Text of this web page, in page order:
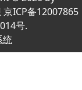
ICP备12007865
号.
统